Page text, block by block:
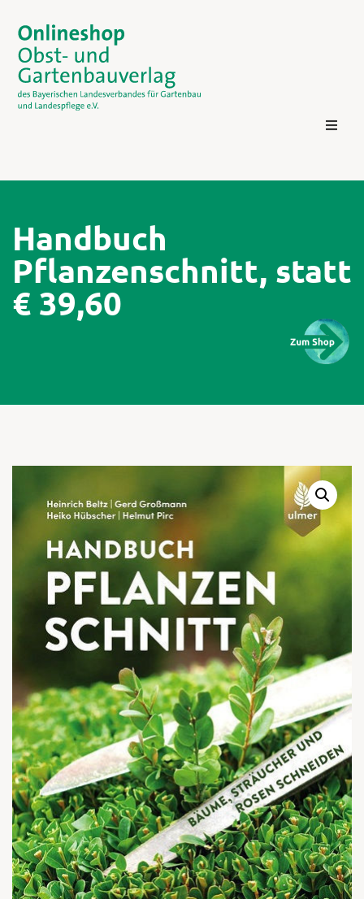
Kontakt
Login
Zum
Handbuch
Pflanzenschnitt, statt
€ 39,60